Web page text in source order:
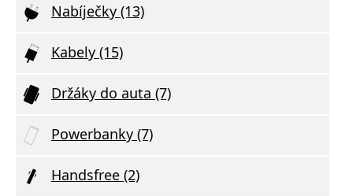
Nabíječky (13)
Kabely (15)
Držáky do auta (7)
Powerbanky (7)
Handsfree (2)